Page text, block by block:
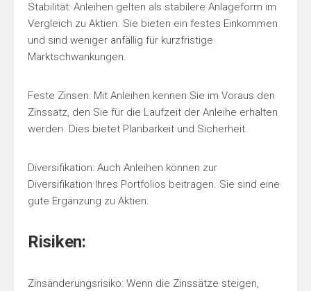
Stabilität: Anleihen gelten als stabilere Anlageform im
Vergleich zu Aktien. Sie bieten ein festes Einkommen
und sind weniger anfällig für kurzfristige
Marktschwankungen.
Feste Zinsen: Mit Anleihen kennen Sie im Voraus den
Zinssatz, den Sie für die Laufzeit der Anleihe erhalten
werden. Dies bietet Planbarkeit und Sicherheit.
Diversifikation: Auch Anleihen können zur
Diversifikation Ihres Portfolios beitragen. Sie sind eine
gute Ergänzung zu Aktien.
Risiken:
Zinsänderungsrisiko: Wenn die Zinssätze steigen,